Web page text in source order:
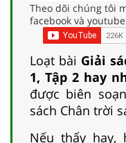
Theo dõi chúng tôi
facebook và
Loạt bài Giải
1, Tập 2 hay
được biên
sách Chân trời
Nếu thấy hay,